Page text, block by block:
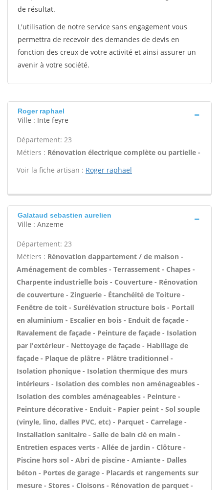
de résultat.
L'utilisation de notre service sans engagement vous
permettra de recevoir des demandes de devis en
fonction des creux de votre activité et ainsi assurer un
avenir à votre société.
Roger raphael
Ville : Inte feyre
Département: 23
Métiers : Rénovation électrique complète ou partielle -
Voir la fiche artisan : Roger raphael
Galataud sebastien aurelien
Ville : Anzeme
Département: 23
Métiers : Rénovation dappartement / de maison -
Aménagement de combles - Terrassement - Chapes -
Charpente industrielle bois - Couverture - Rénovation
de couverture - Zinguerie - Étanchéité de Toiture -
Fenêtre de toit - Surélévation structure bois - Portail
en aluminium - Escalier en bois - Enduit de façade -
Ravalement de façade - Peinture de façade - Isolation
par l'extérieur - Nettoyage de façade - Habillage de
façade - Plaque de plâtre - Plâtre traditionnel -
Isolation phonique - Isolation thermique des murs
intérieurs - Isolation des combles non aménageables -
Isolation des combles aménageables - Peinture -
Peinture décorative - Enduit - Papier peint - Sol souple
(vinyle, lino, dalles PVC, etc) - Parquet - Carrelage -
Installation sanitaire - Salle de bain clé en main -
Entretien espaces verts - Allée de jardin - Clôture -
Piscine hors sol - Abri de piscine - Amiante - Dalles
béton - Portes de garage - Placards et rangements sur
mesure - Stores - Cloisons - Rénovation de parquet -